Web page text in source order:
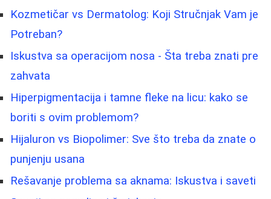
Kozmetičar vs Dermatolog: Koji Stručnjak Vam je
Potreban?
Iskustva sa operacijom nosa - Šta treba znati pre
zahvata
Hiperpigmentacija i tamne fleke na licu: kako se
boriti s ovim problemom?
Hijaluron vs Biopolimer: Sve što treba da znate o
punjenju usana
Rešavanje problema sa aknama: Iskustva i saveti